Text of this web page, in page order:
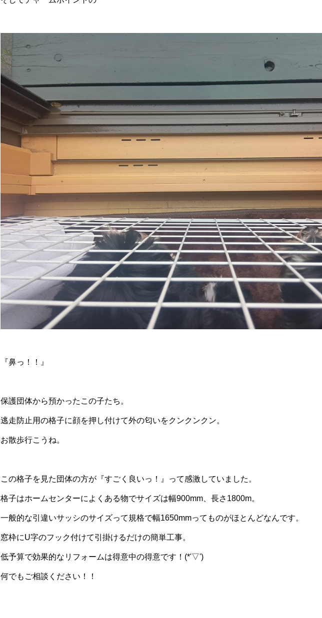
『鼻っ！！』
保護団体から預かったこの子たち。
逃走防止用の格子に顔を押し付けて外の匂いをクンクンクン。
お散歩行こうね。
この格子を見た団体の方が『すごく良いっ！』って感激していました。
格子はホームセンターによくある物でサイズは幅900mm、長さ1800m。
一般的な引違いサッシのサイズって規格で幅1650mmってものがほとんどなんです。
窓枠にU字のフック付けて引掛けるだけの簡単工事。
低予算で効果的なリフォームは得意中の得意です！(*'▽')
何でもご相談ください！！